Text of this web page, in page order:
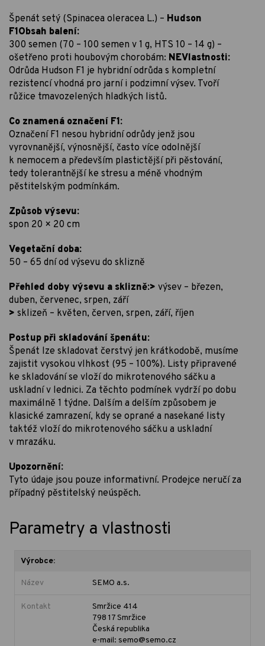
Špenát setý (Spinacea oleracea L.) – Hudson
F1Obsah balení:
300 semen (70 – 100 semen v 1 g, HTS 10 – 14 g) –
ošetřeno proti houbovým chorobám: NEVlastnosti:
Odrůda Hudson F1 je hybridní odrůda s kompletní
rezistencí vhodná pro jarní i podzimní výsev. Tvoří
růžice tmavozelených hladkých listů.
Co znamená označení F1:
Označení F1 nesou hybridní odrůdy jenž jsou
vyrovnanější, výnosnější, často více odolnější
k nemocem a především plastictější při pěstování,
tedy tolerantnější ke stresu a méně vhodným
pěstitelským podmínkám.
Způsob výsevu:
spon 20 × 20 cm
Vegetační doba:
50 – 65 dní od výsevu do sklizně
Přehled doby výsevu a sklizně:> výsev – březen,
duben, červenec, srpen, září
> sklizeň – květen, červen, srpen, září, říjen
Postup při skladování špenátu:
Špenát lze skladovat čerstvý jen krátkodobě, musíme
zajistit vysokou vlhkost (95 – 100%). Listy připravené
ke skladování se vloží do mikrotenového sáčku a
uskladní v lednici. Za těchto podmínek vydrží po dobu
maximálně 1 týdne. Dalším a delším způsobem je
klasické zamrazení, kdy se oprané a nasekané listy
taktéž vloží do mikrotenového sáčku a uskladní
v mrazáku.
Upozornění:
Tyto údaje jsou pouze informativní. Prodejce neručí za
případný pěstitelský neúspěch.
Parametry a vlastnosti
Výrobce:
Název SEMO a.s.
Kontakt
Smržice 414
798 17 Smržice
Česká republika
e-mail: semo@semo.cz